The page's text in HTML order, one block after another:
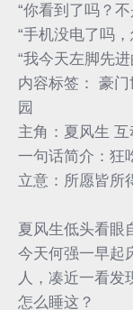
“你看到了吗？
“手机没电了吗
“我今天左脚先进
内容标签： 豪
园
主角：夏风生 互
一句话简介：狂
立意：所愿皆所
夏风生低头看眼
今天何强一早起
人，凑近一看发
怎么睡这？